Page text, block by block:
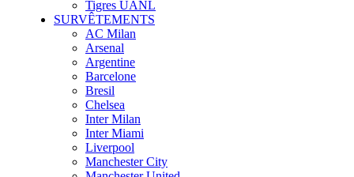
Tigres UANL
SURVÊTEMENTS
AC Milan
Arsenal
Argentine
Barcelone
Bresil
Chelsea
Inter Milan
Inter Miami
Liverpool
Manchester City